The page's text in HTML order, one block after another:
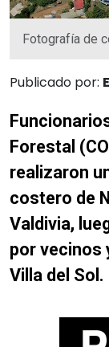
Fotografía de
Publicado por:
Forestal
realizaron
costero de
Valdivia,
por vecinos
Villa del Sol.